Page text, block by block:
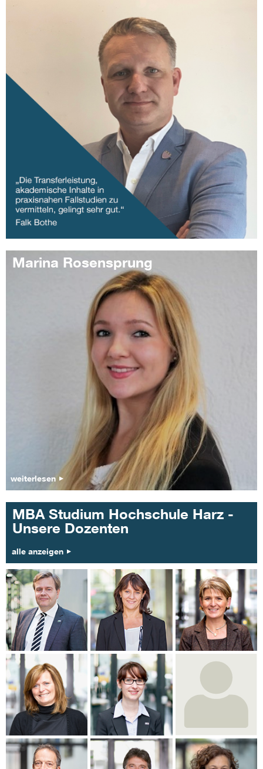
Marina Rosensprung
weiterlesen
MBA Studium Hochschule Harz -
Unsere Dozenten
alle anzeigen